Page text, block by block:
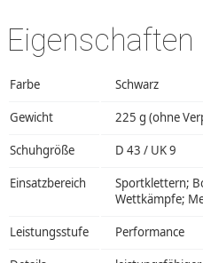
Eigenschaften
Farbe Schwarz
Gewicht 225 g (ohne
Schuhgröße D 43 / UK 9
Einsatzbereich
Sportklettern;
Wettkämpfe;
Leistungsstufe Performance